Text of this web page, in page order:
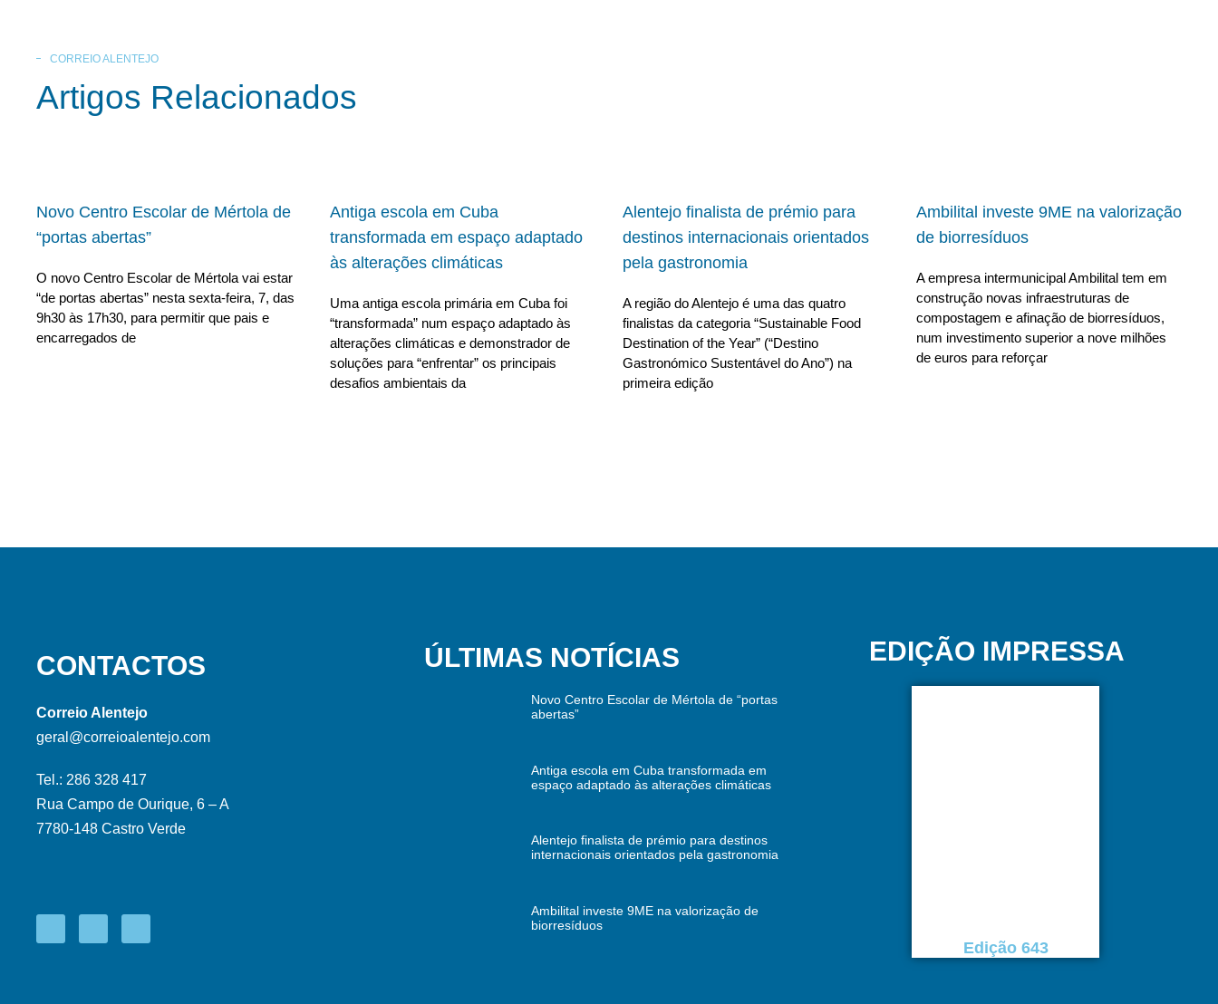
CORREIO ALENTEJO
Artigos Relacionados
Novo Centro Escolar de Mértola de
“portas abertas”
O novo Centro Escolar de Mértola vai estar
“de portas abertas” nesta sexta-feira, 7, das
9h30 às 17h30, para permitir que pais e
encarregados de
Antiga escola em Cuba
transformada em espaço adaptado
às alterações climáticas
Uma antiga escola primária em Cuba foi
“transformada” num espaço adaptado às
alterações climáticas e demonstrador de
soluções para “enfrentar” os principais
desafios ambientais da
Alentejo finalista de prémio para
destinos internacionais orientados
pela gastronomia
A região do Alentejo é uma das quatro
finalistas da categoria “Sustainable Food
Destination of the Year” (“Destino
Gastronómico Sustentável do Ano”) na
primeira edição
Ambilital investe 9ME na valorização
de biorresíduos
A empresa intermunicipal Ambilital tem em
construção novas infraestruturas de
compostagem e afinação de biorresíduos,
num investimento superior a nove milhões
de euros para reforçar
CONTACTOS
Correio Alentejo
geral@correioalentejo.com
Tel.: 286 328 417
Rua Campo de Ourique, 6 – A
7780-148 Castro Verde
ÚLTIMAS NOTÍCIAS
Novo Centro Escolar de Mértola de “portas
abertas”
Antiga escola em Cuba transformada em
espaço adaptado às alterações climáticas
Alentejo finalista de prémio para destinos
internacionais orientados pela gastronomia
Ambilital investe 9ME na valorização de
biorresíduos
EDIÇÃO IMPRESSA
Edição 643